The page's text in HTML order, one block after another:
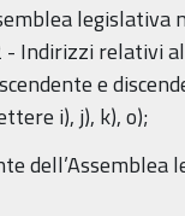
Indirizzi relativi
e
i), j), k), o);
dell’Assemblea